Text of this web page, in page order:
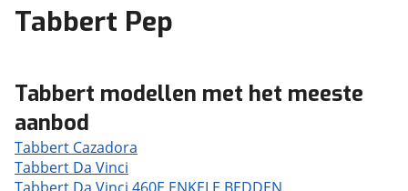
Tabbert Pep
Tabbert modellen met het meeste
aanbod
Tabbert Cazadora
Tabbert Da Vinci